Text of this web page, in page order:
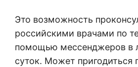
Это возможность
российскими врачами по
помощью мессенджеров в
суток. Может пригодиться